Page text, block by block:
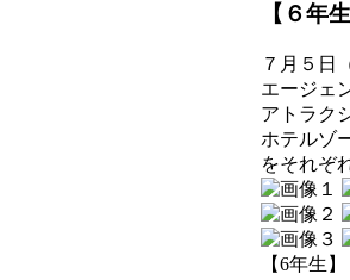
【６
７月５日
エージェ
アトラク
ホテルゾ
をそれぞ
【6年生